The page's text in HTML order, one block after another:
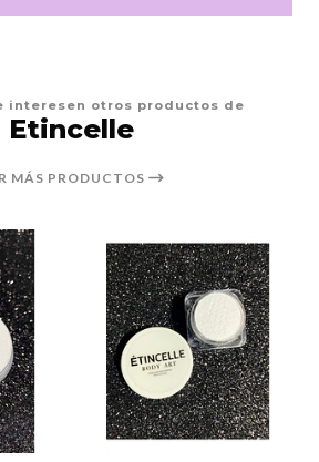
interesen otros productos de
Etincelle
MÁS PRODUCTOS